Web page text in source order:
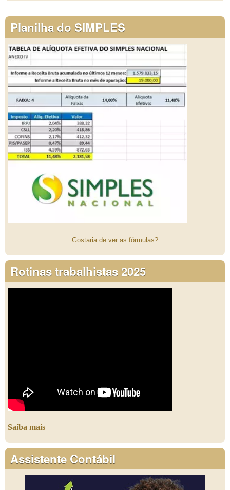
Planilha do SIMPLES
Gostaria de ver as fórmulas?
Rotinas trabalhistas 2025
Saiba mais
Assistente Contábil